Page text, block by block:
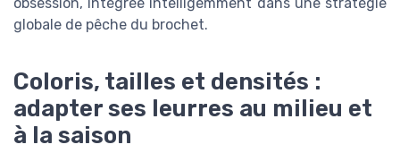
globale de pêche du brochet.
Coloris, tailles et densités :
adapter ses leurres au milieu et
à la saison